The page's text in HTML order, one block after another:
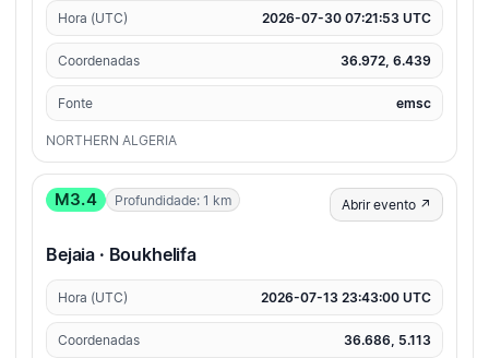
Hora (UTC) 2026-07-30 07:21:53 UTC
Coordenadas 36.972, 6.439
Fonte emsc
NORTHERN ALGERIA
M3.4 Profundidade: 1 km Abrir evento ↗
Bejaia · Boukhelifa
Hora (UTC) 2026-07-13 23:43:00 UTC
Coordenadas 36.686, 5.113